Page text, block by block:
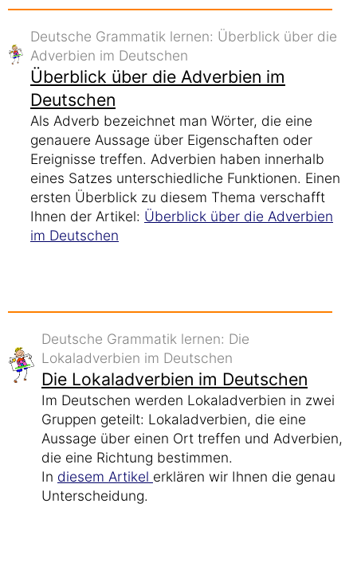
Deutsche Grammatik lernen: Überblick über die
Adverbien im Deutschen
Überblick über die Adverbien im
Deutschen
Als Adverb bezeichnet man Wörter, die eine
genauere Aussage über Eigenschaften oder
Ereignisse treffen. Adverbien haben innerhalb
eines Satzes unterschiedliche Funktionen. Einen
ersten Überblick zu diesem Thema verschafft
Ihnen der Artikel: Überblick über die Adverbien
im Deutschen
Deutsche Grammatik lernen: Die
Lokaladverbien im Deutschen
Die Lokaladverbien im Deutschen
Im Deutschen werden Lokaladverbien in zwei
Gruppen geteilt: Lokaladverbien, die eine
Aussage über einen Ort treffen und Adverbien,
die eine Richtung bestimmen.
In diesem Artikel erklären wir Ihnen die genau
Unterscheidung.